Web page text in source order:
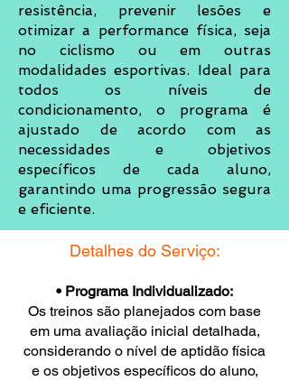
resistência, prevenir lesões e
otimizar a performance física, seja
no ciclismo ou em outras
modalidades esportivas. Ideal para
todos os níveis de
condicionamento, o programa é
ajustado de acordo com as
necessidades e objetivos
específicos de cada aluno,
garantindo uma progressão segura
e eficiente.
Detalhes do Serviço:
• Programa Individualizado:
Os treinos são planejados com base
em uma avaliação inicial detalhada,
considerando o nível de aptidão física
e os objetivos específicos do aluno,